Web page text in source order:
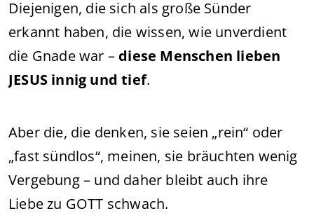
Diejenigen, die sich als große Sünder
erkannt haben, die wissen, wie unverdient
die Gnade war – diese Menschen lieben
JESUS innig und tief.
Aber die, die denken, sie seien „rein“ oder
„fast sündlos“, meinen, sie bräuchten wenig
Vergebung – und daher bleibt auch ihre
Liebe zu GOTT schwach.